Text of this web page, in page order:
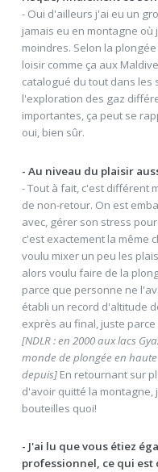
- Oui d'ailleurs j'ai eu un
jamais eu en montagne
moindres. Selon la
loisir comme ça aux
catalogué du tout dans les
l'exploration des gaz
importantes, ça peut se
oui, bien sûr.
- Au niveau du plaisir
- Tout à fait, c'est différent
de non-retour. On est
avec, gérer son stress
c'est exactement la même
voulu mixer un peu les
alors voulu faire de la
parce que personne ne
établi un record d'altitude
exprès au final, juste
[NDLR : en 2000 aux lacs
monde de plongée en
depuis]En retournant sur
d'avoir quitté la montagne,
bouteilles quoi!
- J'ai lu que vous étiez
professionnel, ce qui est